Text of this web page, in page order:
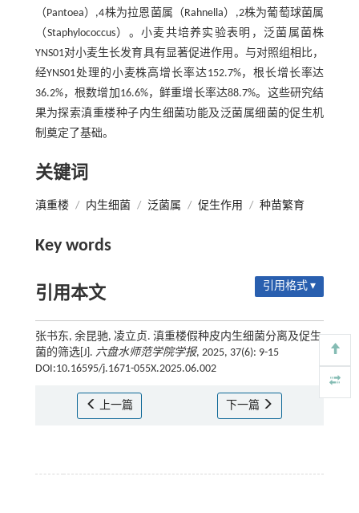
（Pantoea）,4株为拉恩菌属（Rahnella）,2株为葡萄球菌属
（Staphylococcus）。小麦共培养实验表明，泛菌属菌株
YNS01对小麦生长发育具有显著促进作用。与对照组相比，
经YNS01处理的小麦株高增长率达152.7%，根长增长率达
36.2%，根数增加16.6%，鲜重增长率达88.7%。这些研究结
果为探索滇重楼种子内生细菌功能及泛菌属细菌的促生机
制奠定了基础。
关键词
滇重楼 / 内生细菌 / 泛菌属 / 促生作用 / 种苗繁育
Key words
引用本文 引用格式 ▾
张书东, 余昆驰, 凌立贞. 滇重楼假种皮内生细菌分离及促生
菌的筛选[J]. 六盘水师范学院学报, 2025, 37(6): 9-15
DOI:10.16595/j.1671-055X.2025.06.002
上一篇 下一篇